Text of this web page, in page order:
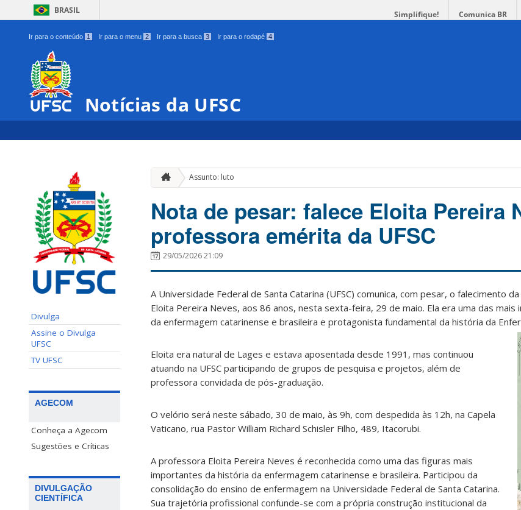
BRASIL Simplifique! Comunica BR
Ir para o conteúdo 1 Ir para o menu 2 Ir para a busca 3 Ir para o rodapé 4
Notícias da UFSC
Divulga
Assine o Divulga
UFSC
TV UFSC
AGECOM
Conheça a Agecom
Sugestões e Críticas
DIVULGAÇÃO
CIENTÍFICA
Assunto: luto
Nota de pesar: falece Eloita Pereira
professora emérita da UFSC
29/05/2026 21:09
A Universidade Federal de Santa Catarina (UFSC) comunica, com pesar, o falecimento
Eloita Pereira Neves, aos 86 anos, nesta sexta-feira, 29 de maio. Ela era uma das
da enfermagem catarinense e brasileira e protagonista fundamental da história da
Eloita era natural de Lages e estava aposentada desde 1991, mas continuou
atuando na UFSC participando de grupos de pesquisa e projetos, além de
professora convidada de pós-graduação.
O velório será neste sábado, 30 de maio, às 9h, com despedida às 12h, na Capela
Vaticano, rua Pastor William Richard Schisler Filho, 489, Itacorubi.
A professora Eloita Pereira Neves é reconhecida como uma das figuras mais
importantes da história da enfermagem catarinense e brasileira. Participou da
consolidação do ensino de enfermagem na Universidade Federal de Santa Catarina.
Sua trajetória profissional confunde-se com a própria construção institucional da